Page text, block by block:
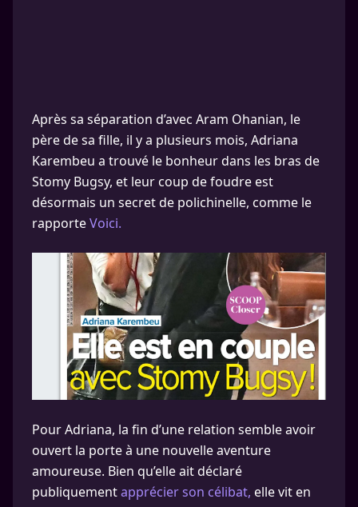
Après sa séparation d’avec Aram Ohanian, le
père de sa fille, il y a plusieurs mois, Adriana
Karembeu a trouvé le bonheur dans les bras de
Stomy Bugsy, et leur coup de foudre est
désormais un secret de polichinelle, comme le
rapporteVoici.
Pour Adriana, la fin d’une relation semble avoir
ouvert la porte à une nouvelle aventure
amoureuse. Bien qu’elle ait déclaré
publiquementapprécier son célibat, elle vit en